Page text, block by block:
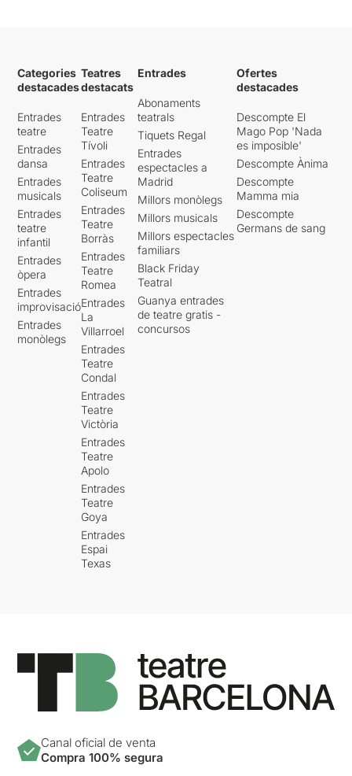
Categories
destacades
Entrades
teatre
Entrades
dansa
Entrades
musicals
Entrades
teatre
infantil
Entrades
òpera
Entrades
improvisació
Entrades
monòlegs
Teatres
destacats
Entrades
Teatre
Tívoli
Entrades
Teatre
Coliseum
Entrades
Teatre
Borràs
Entrades
Teatre
Romea
Entrades
La
Villarroel
Entrades
Teatre
Condal
Entrades
Teatre
Victòria
Entrades
Teatre
Apolo
Entrades
Teatre
Goya
Entrades
Espai
Texas
Entrades
Abonaments
teatrals
Tiquets Regal
Entrades
espectacles a
Madrid
Millors monòlegs
Millors musicals
Millors espectacles
familiars
Black Friday
Teatral
Guanya entrades
de teatre gratis -
concursos
Ofertes
destacades
Descompte El
Mago Pop 'Nada
es imposible'
Descompte Ànima
Descompte
Mamma mia
Descompte
Germans de sang
Canal oficial de venta
Compra 100% segura